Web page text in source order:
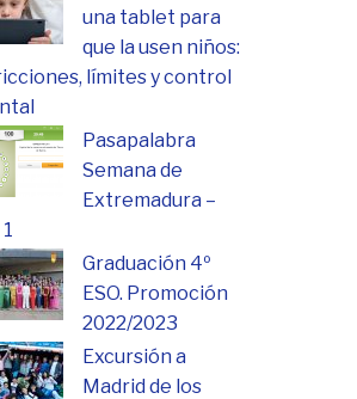
una tablet para
que la usen niños:
límites y control
Pasapalabra
Semana de
Extremadura –
Graduación 4º
ESO. Promoción
2022/2023
Excursión a
Madrid de los